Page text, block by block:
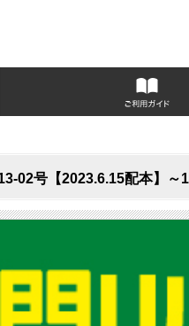
02号【2023.6.15配本】～